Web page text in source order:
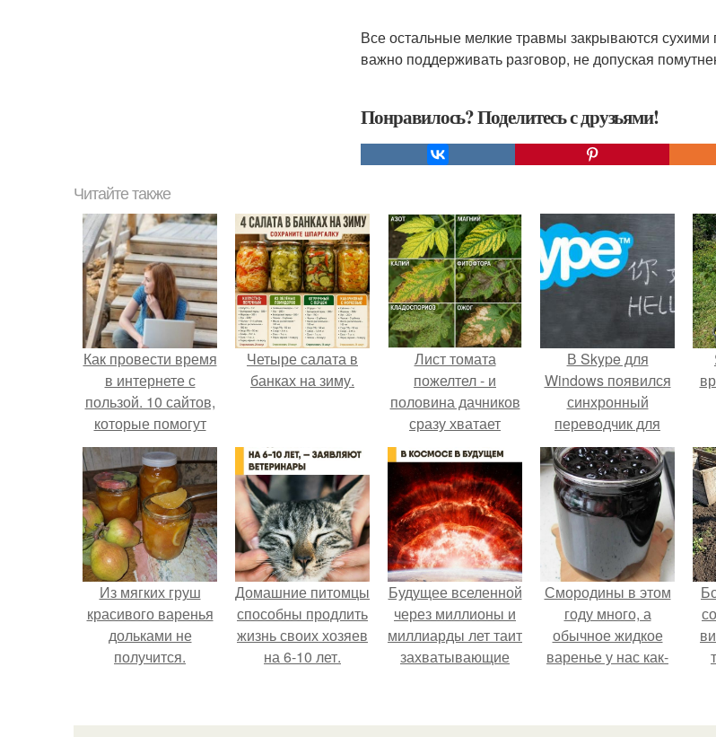
Все остальные мелкие травмы закрываются
важно поддерживать разговор, не допуская
Понравилось? Поделитесь с друзьями!
Читайте также
Как провести время
в интернете с
пользой. 10 сайтов,
которые помогут
провести время в
интернете с
пользой.
Четыре салата в
банках на зиму.
Лист томата
пожелтел - и
половина дачников
сразу хватает
удобрение.
В Skype для
Windows появился
синхронный
переводчик для
звонков.
Из мягких груш
красивого варенья
дольками не
получится.
Домашние питомцы
способны продлить
жизнь своих хозяев
на 6-10 лет.
Будущее вселенной
через миллионы и
миллиарды лет таит
захватывающие
Смородины в этом
году много, а
обычное жидкое
варенье у нас как-